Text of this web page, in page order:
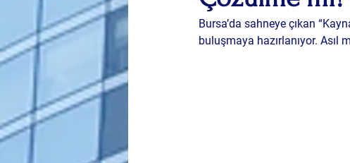
Bursa’da sahneye çıkan
buluşmaya hazırlanıyor. Asıl